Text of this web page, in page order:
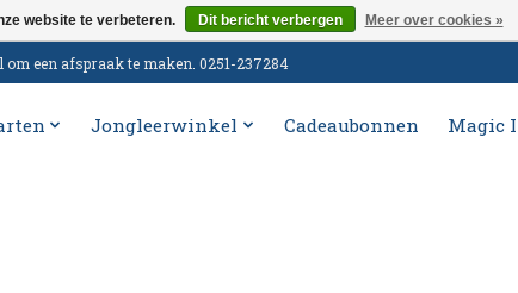
een afspraak te maken. 0251-237284
Jongleerwinkel Cadeaubonnen Magic
website te verbeteren. Dit bericht verbergen Meer over cookies »